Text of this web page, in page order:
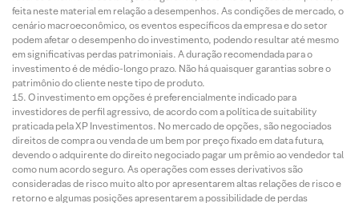
feita neste material em relação a desempenhos. As condições de mercado, o
cenário macroeconômico, os eventos específicos da empresa e do setor
podem afetar o desempenho do investimento, podendo resultar até mesmo
em significativas perdas patrimoniais. A duração recomendada para o
investimento é de médio-longo prazo. Não há quaisquer garantias sobre o
patrimônio do cliente neste tipo de produto.
O investimento em opções é preferencialmente indicado para
investidores de perfil agressivo, de acordo com a política de suitability
praticada pela XP Investimentos. No mercado de opções, são negociados
direitos de compra ou venda de um bem por preço fixado em data futura,
devendo o adquirente do direito negociado pagar um prêmio ao vendedor tal
como num acordo seguro. As operações com esses derivativos são
consideradas de risco muito alto por apresentarem altas relações de risco e
retorno e algumas posições apresentarem a possibilidade de perdas